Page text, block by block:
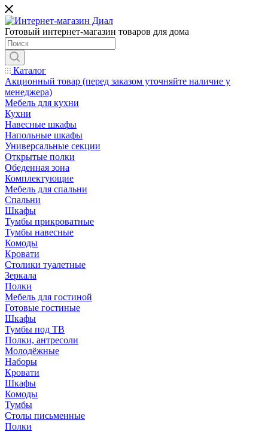
Готовый интернет-магазин товаров для дома
Каталог
Акционный товар (перед заказом уточняйте наличие у
менеджера)
Мебель для кухни
Кухни
Навесные шкафы
Напольные шкафы
Универсальные секции
Открытые полки
Обеденная зона
Комплектующие
Мебель для спальни
Спальни
Шкафы
Тумбы прикроватные
Тумбы навесные
Комоды
Кровати
Столики туалетные
Зеркала
Полки
Мебель для гостиной
Готовые гостиные
Шкафы
Тумбы под ТВ
Полки, антресоли
Молодёжные
Наборы
Кровати
Шкафы
Комоды
Тумбы
Столы письменные
Полки